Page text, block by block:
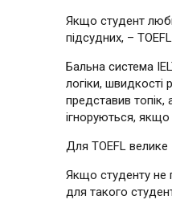
Якщо студент
підсудних, –
Бальна система
логіки, швидкості
представив
ігноруються,
Для TOEFL велике
Якщо студенту не
для такого